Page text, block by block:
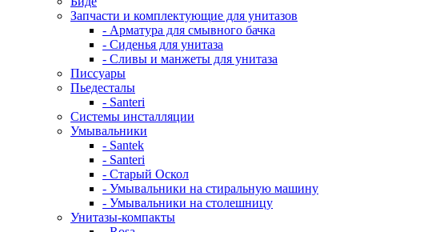
Запчасти и комплектующие для унитазов
- Арматура для смывного бачка
- Сиденья для унитаза
- Сливы и манжеты для унитаза
Писсуары
Пьедесталы
- Santeri
Системы инсталляции
Умывальники
- Santek
- Santeri
- Старый Оскол
- Умывальники на стиральную машину
- Умывальники на столешницу
Унитазы-компакты